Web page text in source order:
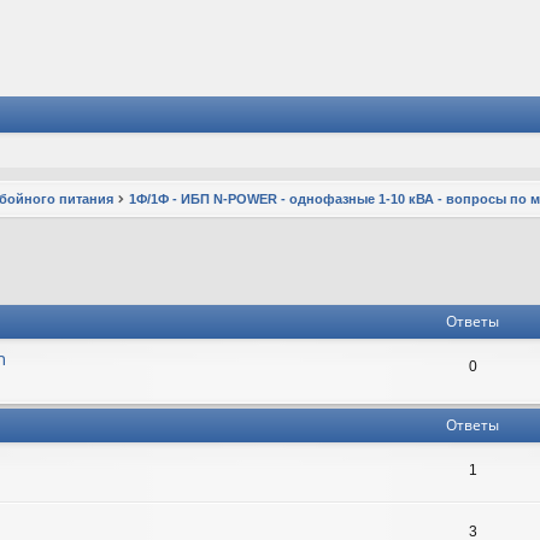
питания 1Ф/1Ф - ИБП N-POWER - однофазные 1-10 кВА - вопросы по
Ответы
0
Ответы
1
3